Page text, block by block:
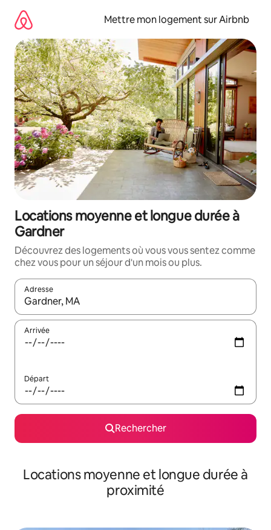
directement
contenu
Mettre mon logement sur Airbnb
Locations moyenne et longue durée à
Gardner
Découvrez des logements où vous vous sentez comme
chez vous pour un séjour d'un mois ou plus.
Adresse
Lorsque les résultats s'affichent, utilisez les flèches vers le
Arrivée
Départ
Rechercher
Locations moyenne et longue durée à
proximité